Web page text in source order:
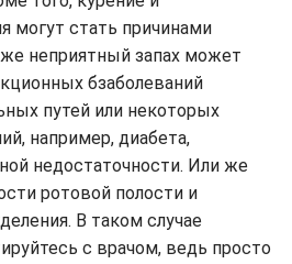
могут стать причинами
неприятный запах может
бзаболеваний
путей или некоторых
например, диабета,
недостаточности. Или же
ротовой полости и
В таком случае
с врачом, ведь просто